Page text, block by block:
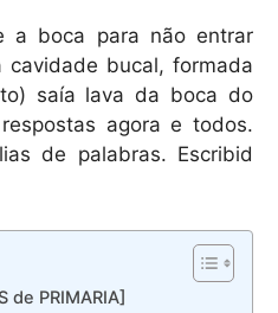
a boca para não entrar
bucal, formada
saía lava da boca do
agora e todos.
de palabras. Escribid
de PRIMARIA]